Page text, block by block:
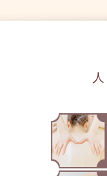
2025年3月
2025年2月